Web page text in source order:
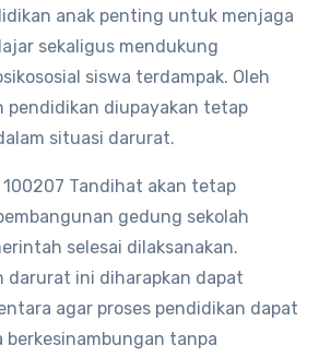
anak penting untuk menjaga
sekaligus mendukung
siswa terdampak. Oleh
pendidikan diupayakan tetap
situasi darurat.
Tandihat akan tetap
gedung sekolah
selesai dilaksanakan.
darurat ini diharapkan dapat
agar proses pendidikan dapat
berkesinambungan tanpa